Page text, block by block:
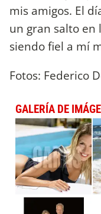
mis amigos. El
un gran salto en
siendo fiel a mí
Fotos: Federico
GALERÍA DE